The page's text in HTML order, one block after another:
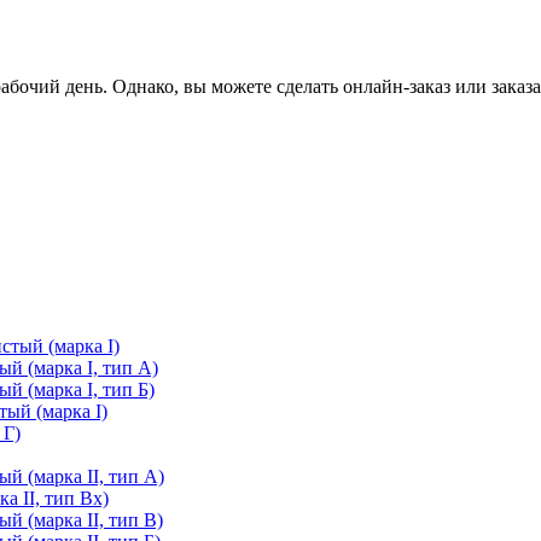
день. Однако, вы можете сделать онлайн-заказ или
(марка I)
(марка I, тип А)
(марка I, тип Б)
(марка I)
Г)
(марка II, тип А)
II, тип Вх)
(марка II, тип В)